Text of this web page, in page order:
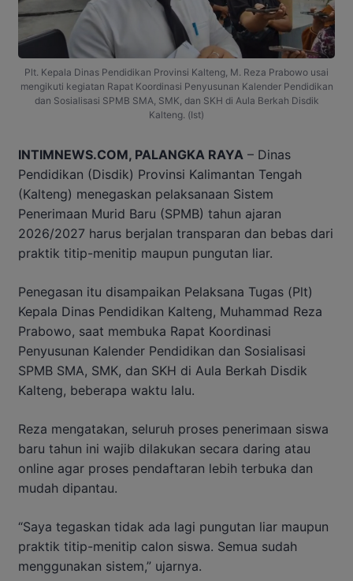
Plt. Kepala Dinas Pendidikan Provinsi Kalteng, M. Reza Prabowo usai
mengikuti kegiatan Rapat Koordinasi Penyusunan Kalender Pendidikan
dan Sosialisasi SPMB SMA, SMK, dan SKH di Aula Berkah Disdik
Kalteng. (Ist)
INTIMNEWS.COM, PALANGKA RAYA – Dinas
Pendidikan (Disdik) Provinsi Kalimantan Tengah
(Kalteng) menegaskan pelaksanaan Sistem
Penerimaan Murid Baru (SPMB) tahun ajaran
2026/2027 harus berjalan transparan dan bebas dari
praktik titip-menitip maupun pungutan liar.
Penegasan itu disampaikan Pelaksana Tugas (Plt)
Kepala Dinas Pendidikan Kalteng, Muhammad Reza
Prabowo, saat membuka Rapat Koordinasi
Penyusunan Kalender Pendidikan dan Sosialisasi
SPMB SMA, SMK, dan SKH di Aula Berkah Disdik
Kalteng, beberapa waktu lalu.
Reza mengatakan, seluruh proses penerimaan siswa
baru tahun ini wajib dilakukan secara daring atau
online agar proses pendaftaran lebih terbuka dan
mudah dipantau.
“Saya tegaskan tidak ada lagi pungutan liar maupun
praktik titip-menitip calon siswa. Semua sudah
menggunakan sistem,” ujarnya.